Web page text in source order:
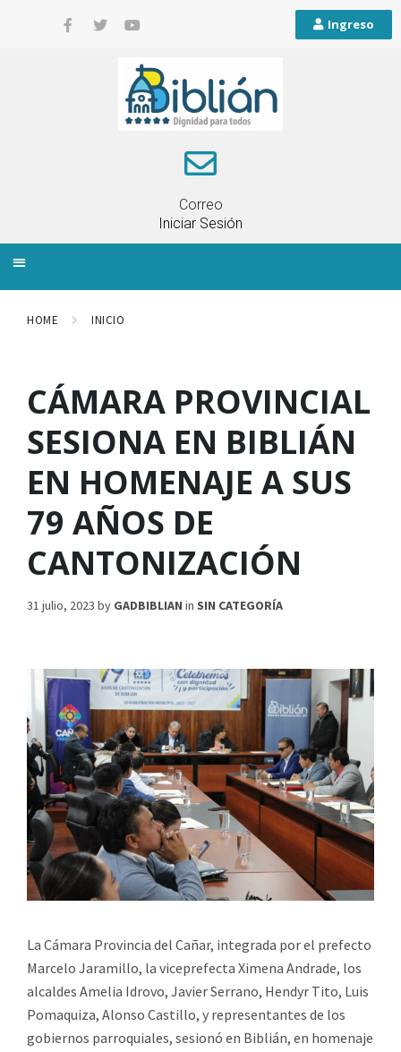
Ingreso
Correo
Iniciar Sesión
HOME INICIO
CÁMARA PROVINCIAL
SESIONA EN BIBLIÁN
EN HOMENAJE A SUS
79 AÑOS DE
CANTONIZACIÓN
31 julio, 2023 by GADBIBLIAN in SIN CATEGORÍA
La Cámara Provincia del Cañar, integrada por el prefecto
Marcelo Jaramillo, la viceprefecta Ximena Andrade, los
alcaldes Amelia Idrovo, Javier Serrano, Hendyr Tito, Luis
Pomaquiza, Alonso Castillo, y representantes de los
gobiernos parroquiales, sesionó en Biblián, en homenaje